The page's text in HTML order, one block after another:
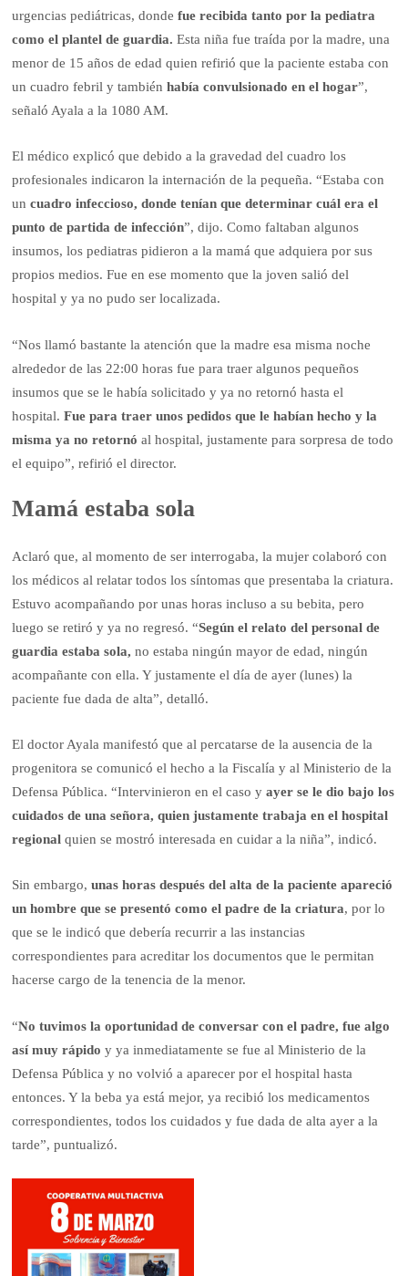
urgencias pediátricas, dondefue recibida tanto por la pediatra
como el plantel de guardia.Esta niña fue traída por la madre, una
menor de 15 años de edad quien refirió que la paciente estaba con
un cuadro febril y tambiénhabía convulsionado en el hogar”,
señaló Ayala a la 1080 AM.
El médico explicó que debido a la gravedad del cuadro los
profesionales indicaron la internación de la pequeña. “Estaba con
uncuadro infeccioso, donde tenían que determinar cuál era el
punto de partida de infección”, dijo. Como faltaban algunos
insumos, los pediatras pidieron a la mamá que adquiera por sus
propios medios. Fue en ese momento que la joven salió del
hospital y ya no pudo ser localizada.
“Nos llamó bastante la atención que la madre esa misma noche
alrededor de las 22:00 horas fue para traer algunos pequeños
insumos que se le había solicitado y ya no retornó hasta el
hospital.Fue para traer unos pedidos que le habían hecho y la
misma ya no retornóal hospital, justamente para sorpresa de todo
el equipo”, refirió el director.
Mamá estaba sola
Aclaró que, al momento de ser interrogaba, la mujer colaboró con
los médicos al relatar todos los síntomas que presentaba la criatura.
Estuvo acompañando por unas horas incluso a su bebita, pero
luego se retiró y ya no regresó. “Según el relato del personal de
guardia estaba sola,no estaba ningún mayor de edad, ningún
acompañante con ella. Y justamente el día de ayer (lunes) la
paciente fue dada de alta”, detalló.
El doctor Ayala manifestó que al percatarse de la ausencia de la
progenitora se comunicó el hecho a la Fiscalía y al Ministerio de la
Defensa Pública. “Intervinieron en el caso yayer se le dio bajo los
cuidados de una señora, quien justamente trabaja en el hospital
regionalquien se mostró interesada en cuidar a la niña”, indicó.
Sin embargo,unas horas después del alta de la paciente apareció
un hombre que se presentó como el padre de la criatura, por lo
que se le indicó que debería recurrir a las instancias
correspondientes para acreditar los documentos que le permitan
hacerse cargo de la tenencia de la menor.
“No tuvimos la oportunidad de conversar con el padre, fue algo
así muy rápidoy ya inmediatamente se fue al Ministerio de la
Defensa Pública y no volvió a aparecer por el hospital hasta
entonces. Y la beba ya está mejor, ya recibió los medicamentos
correspondientes, todos los cuidados y fue dada de alta ayer a la
tarde”, puntualizó.